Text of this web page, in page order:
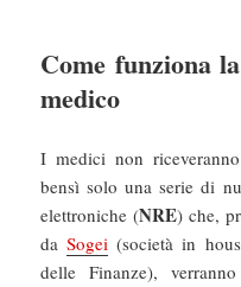
Come funziona
medico
I medici non
bensì solo una serie di
elettroniche (NRE) che,
daSogei (società in
delle Finanze),